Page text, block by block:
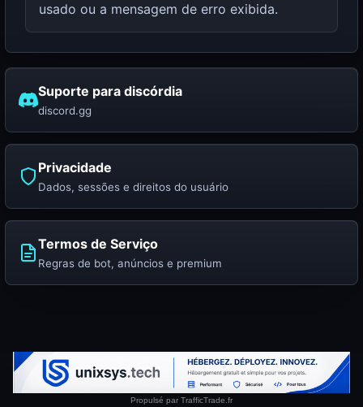
usado ou a mensagem de erro exibida.
Suporte para discórdia
discord.gg
Privacidade
Dados, sessões e direitos do usuário
Termos de Serviço
Regras de bot, anúncios e premium